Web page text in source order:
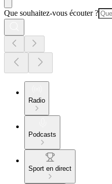
Que souhaitez-vous écouter ?
Radio
Podcasts
Sport en direct